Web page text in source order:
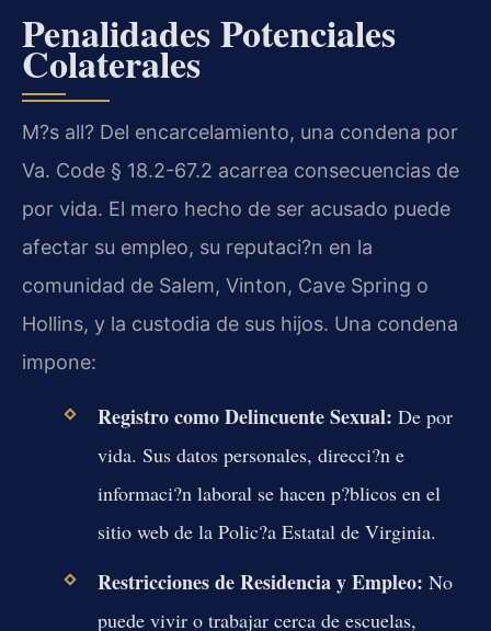
Penalidades Potenciales
Colaterales
M?s all? Del encarcelamiento, una condena por
Va. Code § 18.2-67.2 acarrea consecuencias de
por vida. El mero hecho de ser acusado puede
afectar su empleo, su reputaci?n en la
comunidad de Salem, Vinton, Cave Spring o
Hollins, y la custodia de sus hijos. Una condena
impone:
Registro como Delincuente Sexual: De por
vida. Sus datos personales, direcci?n e
informaci?n laboral se hacen p?blicos en el
sitio web de la Polic?a Estatal de Virginia.
Restricciones de Residencia y Empleo: No
puede vivir o trabajar cerca de escuelas,